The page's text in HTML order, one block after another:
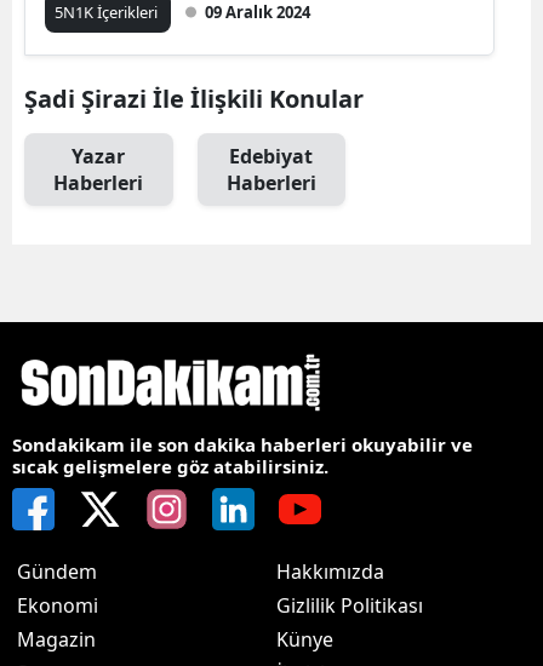
5N1K İçerikleri 09 Aralık 2024
Şadi Şirazi İle İlişkili Konular
Yazar
Haberleri
Edebiyat
Haberleri
Sondakikam ile son dakika haberleri okuyabilir ve
sıcak gelişmelere göz atabilirsiniz.
Gündem
Ekonomi
Magazin
Hakkımızda
Gizlilik Politikası
Künye